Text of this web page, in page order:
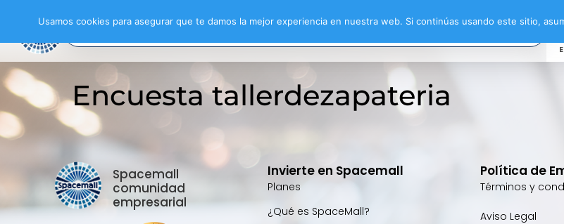
Encuesta tallerdezapateria
Spacemall
comunidad
empresarial
Invierte en Spacemall
Planes
¿Qué es SpaceMall?
Política de
Términos y
Aviso Legal
Usamos cookies para asegurar que te damos la mejor experiencia en nuestra web. Si continúas usando este sitio,